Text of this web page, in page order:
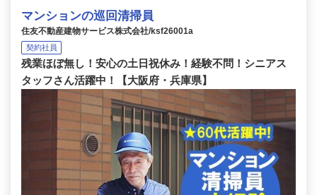
マンションの巡回清掃員
住友不動産建物サービス株式会社/ksf26001a
契約社員
残業ほぼ無し！安心の土日祝休み！経験不問！シニアス
タッフさん活躍中！【大阪府・兵庫県】